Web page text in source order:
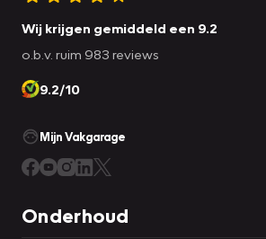
Wij krijgen gemiddeld een 9.2
o.b.v. ruim 983 reviews
9.2/10
Mijn Vakgarage
Onderhoud